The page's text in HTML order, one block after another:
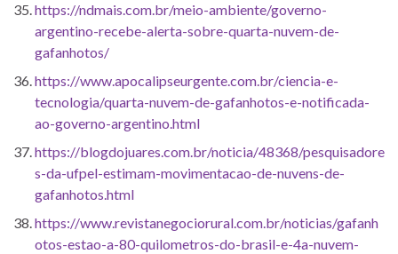
https://ndmais.com.br/meio-ambiente/governo-
argentino-recebe-alerta-sobre-quarta-nuvem-de-
gafanhotos/
https://www.apocalipseurgente.com.br/ciencia-e-
tecnologia/quarta-nuvem-de-gafanhotos-e-notificada-
ao-governo-argentino.html
https://blogdojuares.com.br/noticia/48368/pesquisadore
s-da-ufpel-estimam-movimentacao-de-nuvens-de-
gafanhotos.html
https://www.revistanegociorural.com.br/noticias/gafanh
otos-estao-a-80-quilometros-do-brasil-e-4a-nuvem-